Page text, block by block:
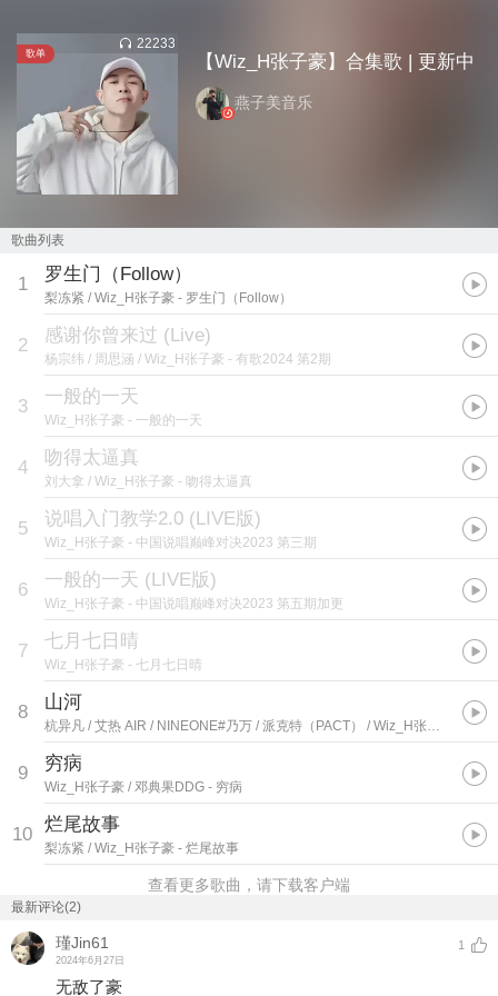
歌单
22233
【Wiz_H张子豪】合集歌 | 更新中
燕子美音乐
歌曲列表
1 罗生门（Follow）
梨冻紧 / Wiz_H张子豪 - 罗生门（Follow）
2 感谢你曾来过 (Live)
杨宗纬 / 周思涵 / Wiz_H张子豪 - 有歌2024 第2期
3 一般的一天
Wiz_H张子豪 - 一般的一天
4 吻得太逼真
刘大拿 / Wiz_H张子豪 - 吻得太逼真
5 说唱入门教学2.0 (LIVE版)
Wiz_H张子豪 - 中国说唱巅峰对决2023 第三期
6 一般的一天 (LIVE版)
Wiz_H张子豪 - 中国说唱巅峰对决2023 第五期加更
7 七月七日晴
Wiz_H张子豪 - 七月七日晴
8 山河
杭异凡 / 艾热 AIR / NINEONE#乃万 / 派克特（PACT） / Wiz_H张子豪 / 姜云升 / 法老
9 穷病
Wiz_H张子豪 / 邓典果DDG - 穷病
10 烂尾故事
梨冻紧 / Wiz_H张子豪 - 烂尾故事
查看更多歌曲，请下载客户端
最新评论(2)
瑾Jin61
2024年6月27日
1
无敌了豪